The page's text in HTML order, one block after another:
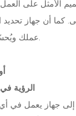
الأمثل على
كما أن جهاز تحديد
الرؤية
جهاز يعمل في